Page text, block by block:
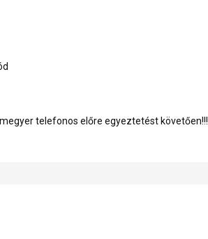
telefonos előre egyeztetést követően!!!